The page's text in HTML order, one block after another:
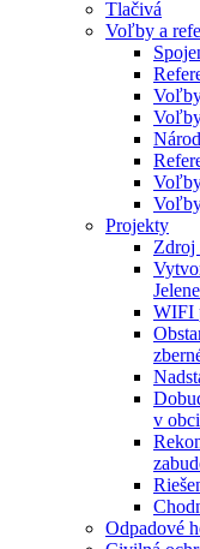
Tlačivá
Voľby a
Projekty
Zdroj
WIFI
v
Odpadové